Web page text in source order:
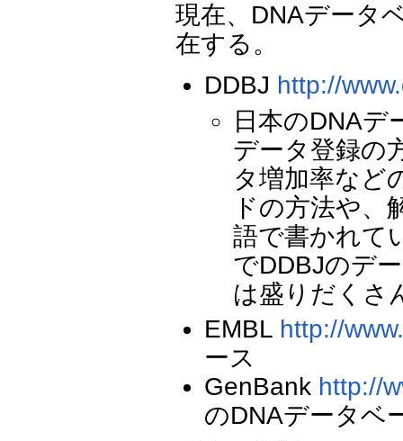
現在、DNAデータ
在する。
DDBJ http://
日本のDNAデ
データ登録の
タ増加率など
ドの方法や、
語で書かれて
でDDBJのデ
は盛りだくさ
EMBL http://
ース
GenBank http://
のDNAデータベ